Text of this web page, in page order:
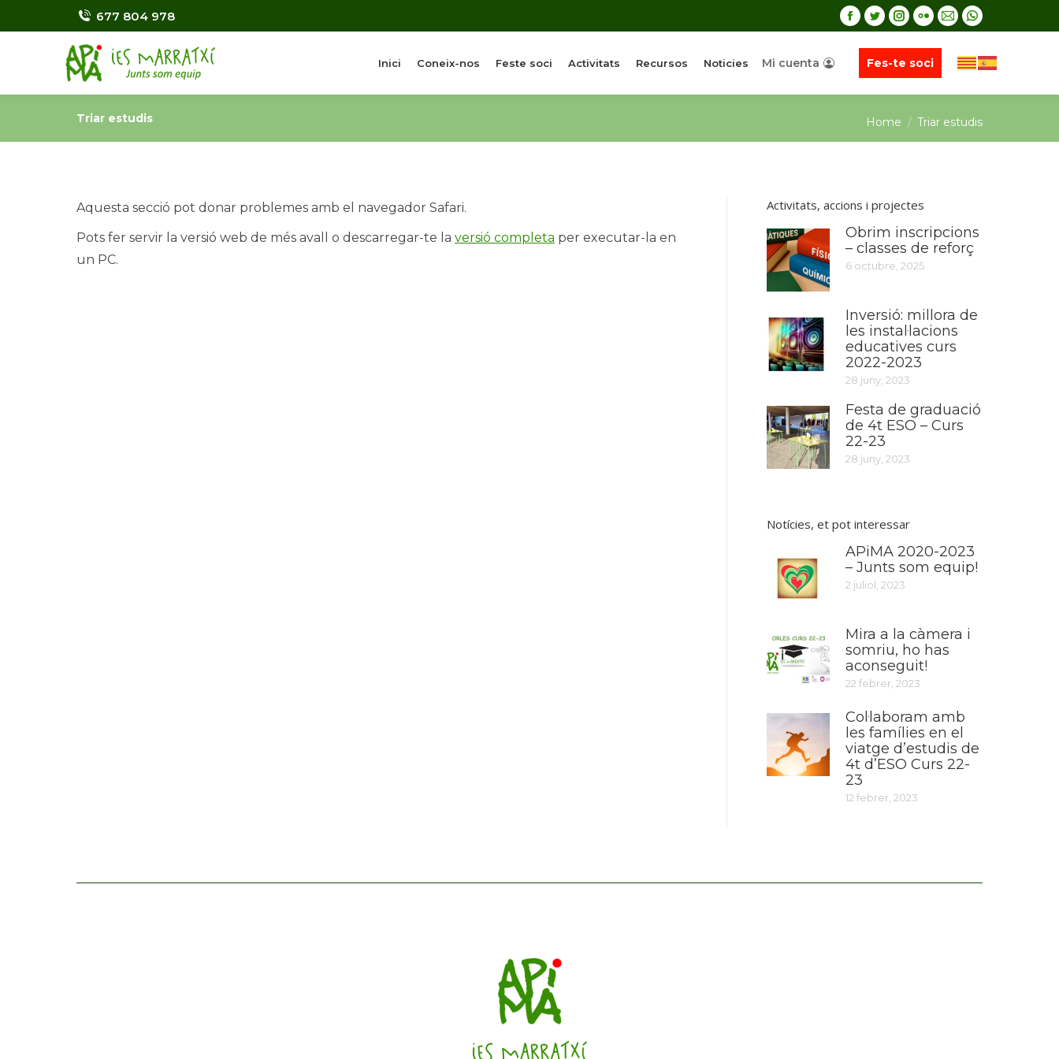
677 804 978
Inici Coneix-nos Feste soci Activitats Recursos Noticies Mi cuenta Fes-te soci
Triar estudis You are here:
Home Triar estudis
Aquesta secció pot donar problemes amb el navegador Safari.
Pots fer servir la versió web de més avall o descarregar-te la versió completa per executar-la en
un PC.
Activitats, accions i projectes
Obrim inscripcions
– classes de reforç
6 octubre, 2025
Inversió: millora de
les instal·lacions
educatives curs
2022-2023
28 juny, 2023
Festa de graduació
de 4t ESO – Curs
22-23
28 juny, 2023
Notícies, et pot interessar
APiMA 2020-2023
– Junts som equip!
2 juliol, 2023
Mira a la càmera i
somriu, ho has
aconseguit!
22 febrer, 2023
Col·laboram amb
les famílies en el
viatge d’estudis de
4t d’ESO Curs 22-
23
12 febrer, 2023